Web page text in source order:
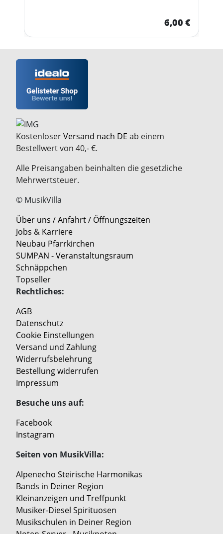
6,00 €
KostenloserVersand nach DE ab einem
Bestellwert von 40,- €.
Alle Preisangaben beinhalten die gesetzliche
Mehrwertsteuer.
© MusikVilla
Über uns / Anfahrt / Öffnungszeiten
Jobs & Karriere
Neubau Pfarrkirchen
SUMPAN - Veranstaltungsraum
Schnäppchen
Topseller
Rechtliches:
AGB
Datenschutz
Cookie Einstellungen
Versand und Zahlung
Widerrufsbelehrung
Bestellung widerrufen
Impressum
Besuche uns auf:
Facebook
Instagram
Seiten von MusikVilla:
Alpenecho Steirische Harmonikas
Bands in Deiner Region
Kleinanzeigen und Treffpunkt
Musiker-Diesel Spirituosen
Musikschulen in Deiner Region